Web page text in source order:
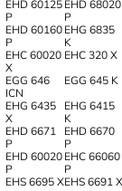
EHD 60125
P
EHD 68020
P
EHD 60160
P
EHG 6835
K
EHC 60020
X
EHC 320 X
EGG 646
ICN
EGG 645 K
EHG 6435
X
EHG 6415
K
EHD 6671
P
EHD 6670
P
EHD 60020
P
EHC 66060
P
EHS 6695 XEHS 6691 X